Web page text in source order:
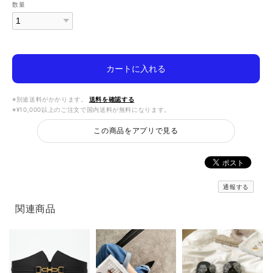
数量
カートに入れる
※別途送料がかかります。
送料を確認する
※¥10,000以上のご注文で国内送料が無料になります。
この商品をアプリで見る
通報する
関連商品